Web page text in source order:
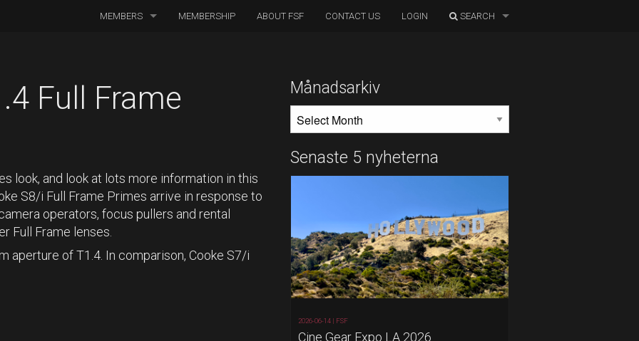
MEMBERS
ASSOCIATED MEMBERS
BOARD MEMBERS
IN MEMORIAM
MEMBERSHIP ABOUT FSF CONTACT US LOGIN SEARCH
Full Frame
look, and look at lots more information in this
S8/i Full Frame Primes arrive in response to
operators, focus pullers and rental
Full Frame lenses.
aperture of T1.4. In comparison, Cooke S7/i
Månadsarkiv
Senaste 5 nyheterna
2026-06-14 | FSF
Cine Gear Expo LA 2026